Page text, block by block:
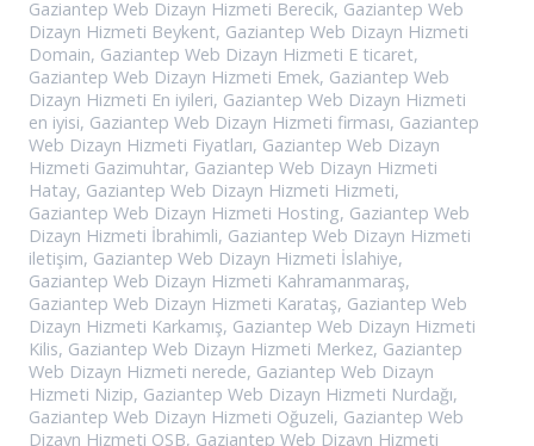
Gaziantep Web Dizayn Hizmeti Berecik, Gaziantep Web
Dizayn Hizmeti Beykent, Gaziantep Web Dizayn Hizmeti
Domain, Gaziantep Web Dizayn Hizmeti E ticaret,
Gaziantep Web Dizayn Hizmeti Emek, Gaziantep Web
Dizayn Hizmeti En iyileri, Gaziantep Web Dizayn Hizmeti
en iyisi, Gaziantep Web Dizayn Hizmeti firması, Gaziantep
Web Dizayn Hizmeti Fiyatları, Gaziantep Web Dizayn
Hizmeti Gazimuhtar, Gaziantep Web Dizayn Hizmeti
Hatay, Gaziantep Web Dizayn Hizmeti Hizmeti,
Gaziantep Web Dizayn Hizmeti Hosting, Gaziantep Web
Dizayn Hizmeti İbrahimli, Gaziantep Web Dizayn Hizmeti
iletişim, Gaziantep Web Dizayn Hizmeti İslahiye,
Gaziantep Web Dizayn Hizmeti Kahramanmaraş,
Gaziantep Web Dizayn Hizmeti Karataş, Gaziantep Web
Dizayn Hizmeti Karkamış, Gaziantep Web Dizayn Hizmeti
Kilis, Gaziantep Web Dizayn Hizmeti Merkez, Gaziantep
Web Dizayn Hizmeti nerede, Gaziantep Web Dizayn
Hizmeti Nizip, Gaziantep Web Dizayn Hizmeti Nurdağı,
Gaziantep Web Dizayn Hizmeti Oğuzeli, Gaziantep Web
Dizayn Hizmeti OSB, Gaziantep Web Dizayn Hizmeti